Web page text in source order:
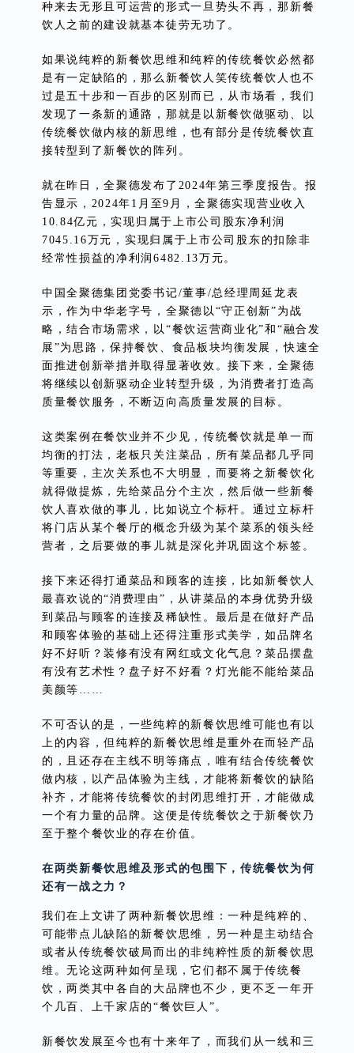
种来去无形且可运营的形式一旦势头不再，那新餐
饮人之前的建设就基本徒劳无功了。
如果说纯粹的新餐饮思维和纯粹的传统餐饮必然都
是有一定缺陷的，那么新餐饮人笑传统餐饮人也不
过是五十步和一百步的区别而已，从市场看，我们
发现了一条新的通路，那就是以新餐饮做驱动、以
传统餐饮做内核的新思维，也有部分是传统餐饮直
接转型到了新餐饮的阵列。
就在昨日，全聚德发布了2024年第三季度报告。报
告显示，2024年1月至9月，全聚德实现营业收入
10.84亿元，实现归属于上市公司股东净利润
7045.16万元，实现归属于上市公司股东的扣除非
经常性损益的净利润6482.13万元。
中国全聚德集团党委书记/董事/总经理周延龙表
示，作为中华老字号，全聚德以“守正创新”为战
略，结合市场需求，以“餐饮运营商业化”和“融合发
展”为思路，保持餐饮、食品板块均衡发展，快速全
面推进创新举措并取得显著收效。接下来，全聚德
将继续以创新驱动企业转型升级，为消费者打造高
质量餐饮服务，不断迈向高质量发展的目标。
这类案例在餐饮业并不少见，传统餐饮就是单一而
均衡的打法，老板只关注菜品，所有菜品都几乎同
等重要，主次关系也不大明显，而要将之新餐饮化
就得做提炼，先给菜品分个主次，然后做一些新餐
饮人喜欢做的事儿，比如说立个标杆。通过立标杆
将门店从某个餐厅的概念升级为某个菜系的领头经
营者，之后要做的事儿就是深化并巩固这个标签。
接下来还得打通菜品和顾客的连接，比如新餐饮人
最喜欢说的“消费理由”，从讲菜品的本身优势升级
到菜品与顾客的连接及稀缺性。最后是在做好产品
和顾客体验的基础上还得注重形式美学，如品牌名
好不好听？装修有没有网红或文化气息？菜品摆盘
有没有艺术性？盘子好不好看？灯光能不能给菜品
美颜等……
不可否认的是，一些纯粹的新餐饮思维可能也有以
上的内容，但纯粹的新餐饮思维是重外在而轻产品
的，且还存在主线不明等痛点，唯有结合传统餐饮
做内核，以产品体验为主线，才能将新餐饮的缺陷
补齐，才能将传统餐饮的封闭思维打开，才能做成
一个有力量的品牌。这便是传统餐饮之于新餐饮乃
至于整个餐饮业的存在价值。
在两类新餐饮思维及形式的包围下，传统餐饮为何
还有一战之力？
我们在上文讲了两种新餐饮思维：一种是纯粹的、
可能带点儿缺陷的新餐饮思维，另一种是主动结合
或者从传统餐饮破局而出的非纯粹性质的新餐饮思
维。无论这两种如何呈现，它们都不属于传统餐
饮，两类其中各自的大品牌也不少，更不乏一年开
个几百、上千家店的“餐饮巨人”。
新餐饮发展至今也有十来年了，而我们从一线和三